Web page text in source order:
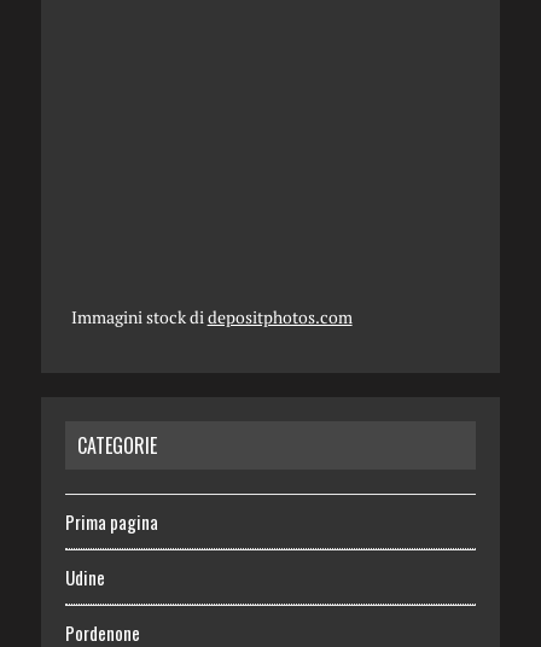
Immagini stock di depositphotos.com
CATEGORIE
Prima pagina
Udine
Pordenone